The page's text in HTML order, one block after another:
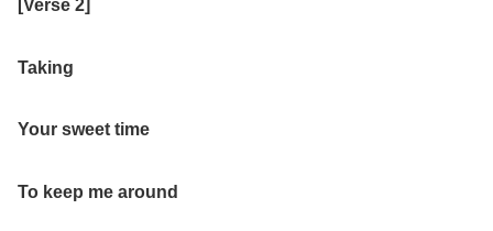
[Verse 2]
Taking
Your sweet time
To keep me around